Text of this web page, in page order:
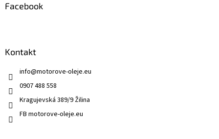
Facebook
Kontakt
info@motorove-oleje.eu
0907 488 558
Kragujevská 389/9 Žilina
FB motorove-oleje.eu